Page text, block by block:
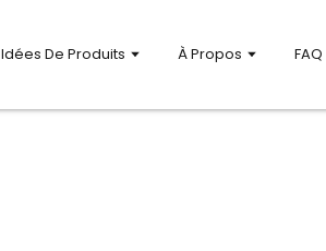
Idées De Produits À Propos FAQ